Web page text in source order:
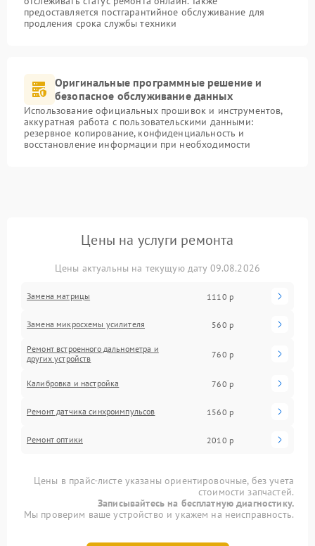
предоставляется постгарантийное обслуживание для
продления срока службы техники
Оригинальные программные решение и
безопасное обслуживание данных
Использование официальных прошивок и инструментов,
аккуратная работа с пользовательскими данными:
резервное копирование, конфиденциальность и
восстановление информации при необходимости
Цены на услуги ремонта
Цены актуальны на текущую дату 09.08.2026
Замена матрицы 1110 р
Замена микросхемы усилителя 560 р
Ремонт встроенного дальнометра и
других устройств
760 р
Калибровка и настройка 760 р
Ремонт датчика синхроимпульсов 1560 р
Ремонт оптики 2010 р
Цены в прайс-листе указаны ориентировочные, без учета
стоимости запчастей.
Записывайтесь на бесплатную диагностику.
Мы проверим ваше устройство и укажем на неисправность.